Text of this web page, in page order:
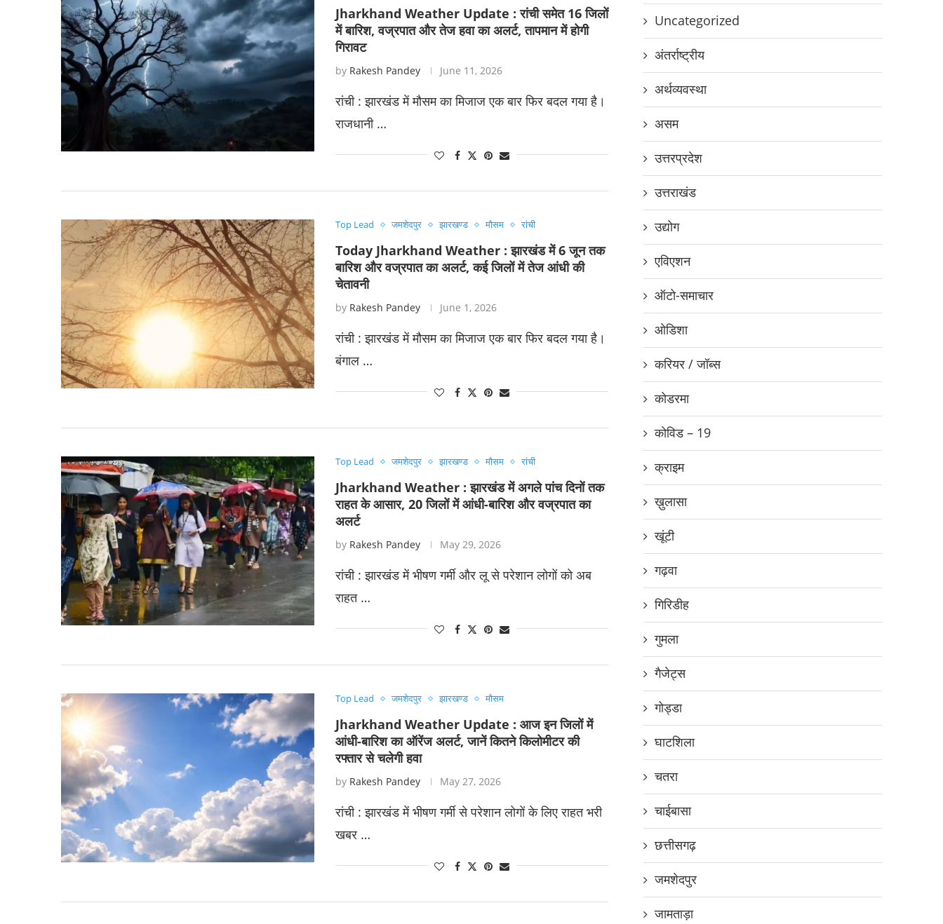
Jharkhand Weather Update : रांची समेत 16 जिलों
में बारिश, वज्रपात और तेज हवा का अलर्ट, तापमान में होगी
गिरावट
by Rakesh Pandey June 11, 2026
रांची : झारखंड में मौसम का मिजाज एक बार फिर बदल गया है।
राजधानी …
Top Lead जमशेदपुर झारखण्ड मौसम रांची
Today Jharkhand Weather : झारखंड में 6 जून तक
बारिश और वज्रपात का अलर्ट, कई जिलों में तेज आंधी की
चेतावनी
by Rakesh Pandey June 1, 2026
रांची : झारखंड में मौसम का मिजाज एक बार फिर बदल गया है।
बंगाल …
Top Lead जमशेदपुर झारखण्ड मौसम रांची
Jharkhand Weather : झारखंड में अगले पांच दिनों तक
राहत के आसार, 20 जिलों में आंधी-बारिश और वज्रपात का
अलर्ट
by Rakesh Pandey May 29, 2026
रांची : झारखंड में भीषण गर्मी और लू से परेशान लोगों को अब
राहत …
Top Lead जमशेदपुर झारखण्ड मौसम
Jharkhand Weather Update : आज इन जिलों में
आंधी-बारिश का ऑरेंज अलर्ट, जानें कितने किलोमीटर की
रफ्तार से चलेगी हवा
by Rakesh Pandey May 27, 2026
रांची : झारखंड में भीषण गर्मी से परेशान लोगों के लिए राहत भरी
खबर …
Uncategorized
अंतर्राष्ट्रीय
अर्थव्यवस्था
असम
उत्तरप्रदेश
उत्तराखंड
उद्योग
एविएशन
ऑटो-समाचार
ओडिशा
करियर / जॉब्स
कोडरमा
कोविड – 19
क्राइम
ख़ुलासा
खूंटी
गढ़वा
गिरिडीह
गुमला
गैजेट्स
गोड्डा
घाटशिला
चतरा
चाईबासा
छत्तीसगढ़
जमशेदपुर
जामताड़ा